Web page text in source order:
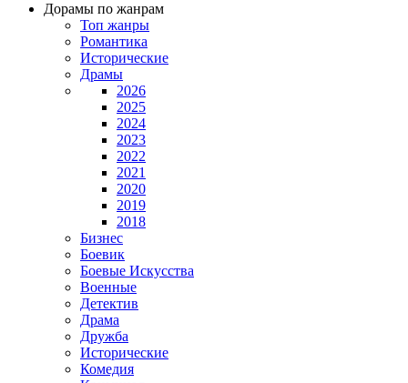
Дорамы по жанрам
Топ жанры
Романтика
Исторические
Драмы
2026
2025
2024
2023
2022
2021
2020
2019
2018
Бизнес
Боевик
Боевые Искусства
Военные
Детектив
Драма
Дружба
Исторические
Комедия